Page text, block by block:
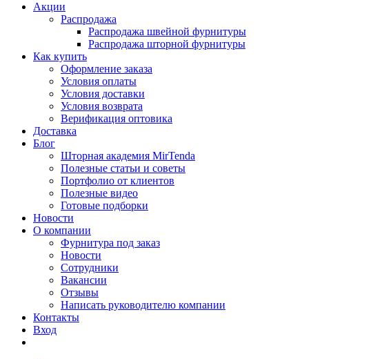
Акции
Распродажа
Распродажа швейной фурнитуры
Распродажа шторной фурнитуры
Как купить
Оформление заказа
Условия оплаты
Условия доставки
Условия возврата
Верификация оптовика
Доставка
Блог
Шторная академия MirTenda
Полезные статьи и советы
Портфолио от клиентов
Полезные видео
Готовые подборки
Новости
О компании
Фурнитура под заказ
Новости
Сотрудники
Вакансии
Отзывы
Написать руководителю компании
Контакты
Вход